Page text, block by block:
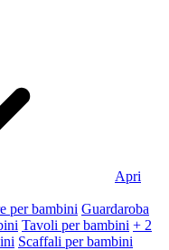
Apri
per bambini Guardaroba
Tavoli per bambini + 2
Scaffali per bambini